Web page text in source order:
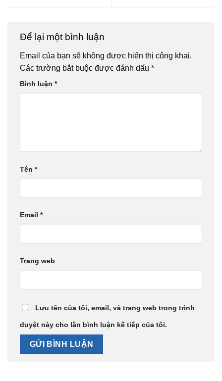
Để lại một bình luận
Email của bạn sẽ không được hiển thị công khai.
Các trường bắt buộc được đánh dấu *
Bình luận *
Tên *
Email *
Trang web
Lưu tên của tôi, email, và trang web trong trình
duyệt này cho lần bình luận kế tiếp của tôi.